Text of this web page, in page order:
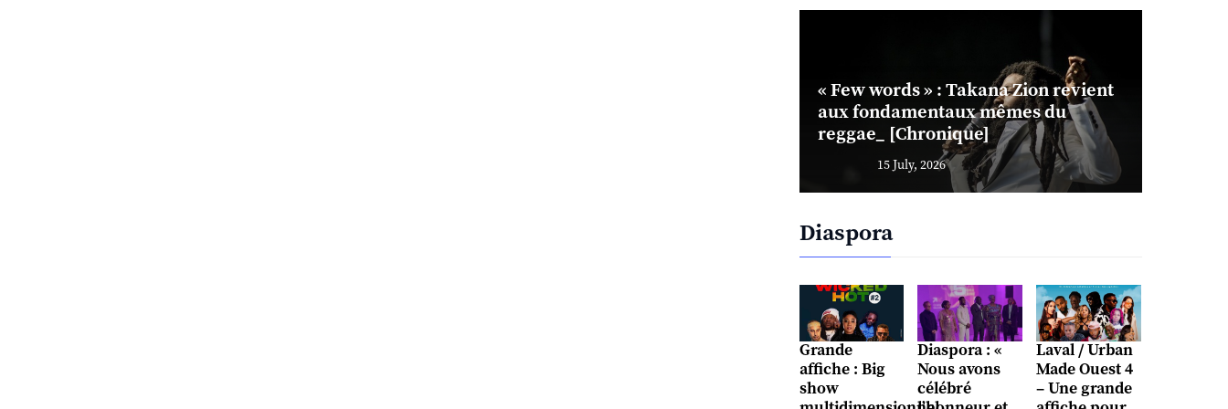
« Few words » : Takana Zion revient
aux fondamentaux mêmes du
reggae_ [Chronique]
15 July, 2026
Diaspora
Grande
affiche : Big
show
Diaspora : «
Nous avons
célébré
Laval / Urban
Made Ouest 4
– Une grande